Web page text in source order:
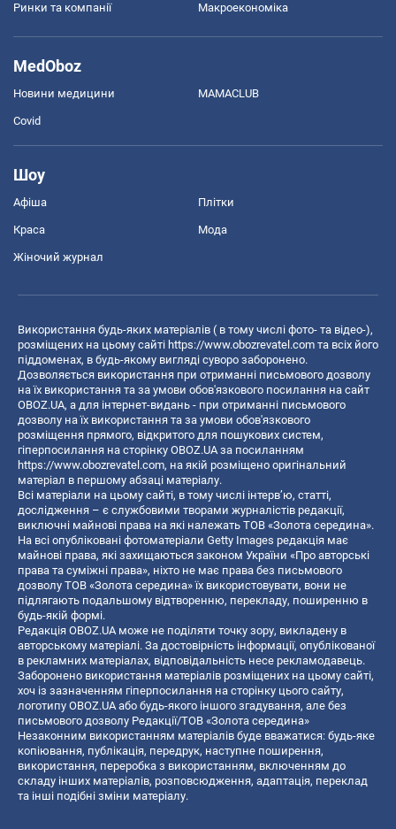
Ринки та компанії Макроекономіка
MedOboz
Новини медицини MAMACLUB
Covid
Шоу
Афіша Плітки
Краса Мода
Жіночий журнал
Використання будь-яких матеріалів ( в тому числі фото- та відео-),
розміщених на цьому сайті https://www.obozrevatel.com та всіх його
піддоменах, в будь-якому вигляді суворо заборонено.
Дозволяється використання при отриманні письмового дозволу
на їх використання та за умови обов'язкового посилання на сайт
OBOZ.UA, а для інтернет-видань - при отриманні письмового
дозволу на їх використання та за умови обов'язкового
розміщення прямого, відкритого для пошукових систем,
гіперпосилання на сторінку OBOZ.UA за посиланням
https://www.obozrevatel.com, на якій розміщено оригінальний
матеріал в першому абзаці матеріалу.
Всі матеріали на цьому сайті, в тому числі інтерв’ю, статті,
дослідження – є службовими творами журналістів редакції,
виключні майнові права на які належать ТОВ «Золота середина».
На всі опубліковані фотоматеріали Getty Images редакція має
майнові права, які захищаються законом України «Про авторські
права та суміжні права», ніхто не має права без письмового
дозволу ТОВ «Золота середина» їх використовувати, вони не
підлягають подальшому відтворенню, перекладу, поширенню в
будь-якій формі.
Редакція OBOZ.UA може не поділяти точку зору, викладену в
авторському матеріалі. За достовірність інформації, опублікованої
в рекламних матеріалах, відповідальність несе рекламодавець.
Заборонено використання матеріалів розміщених на цьому сайті,
хоч із зазначенням гіперпосилання на сторінку цього сайту,
логотипу OBOZ.UA або будь-якого іншого згадування, але без
письмового дозволу Редакції/ТОВ «Золота середина»
Незаконним використанням матеріалів буде вважатися: будь-яке
копiювання, публiкацiя, передрук, наступне поширення,
використання, переробка з використанням, включенням до
складу інших матеріалів, розповсюдження, адаптація, переклад
та інші подібні зміни матеріалу.